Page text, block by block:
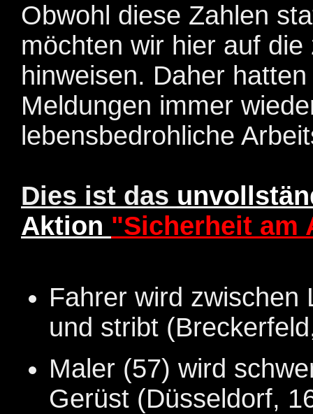
Obwohl diese Zahlen
möchten wir hier auf
hinweisen. Daher
Meldungen immer
lebensbedrohliche
Dies ist das
Aktion "Sicherheit am
Fahrer wird zwischen
und stribt
Maler (57) wird
Gerüst (Düsseldorf,